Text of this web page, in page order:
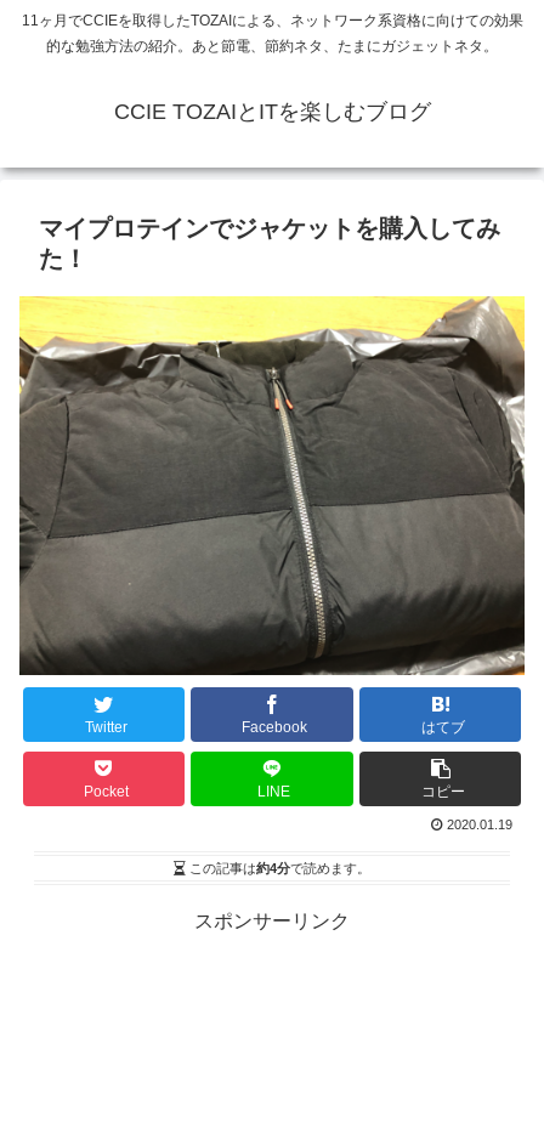
11ヶ月でCCIEを取得したTOZAIによる、ネットワーク系資格に向けての効果
的な勉強方法の紹介。あと節電、節約ネタ、たまにガジェットネタ。
CCIE TOZAIとITを楽しむブログ
マイプロテインでジャケットを購入してみ
た！
Twitter Facebook はてブ
Pocket LINE コピー
2020.01.19
この記事は約4分で読めます。
スポンサーリンク